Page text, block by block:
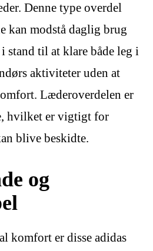
Denne type overdel
kan modstå daglig brug
til at klare både leg i
aktiviteter uden at
Læderoverdelen er
hvilket er vigtigt for
blive beskidte.
og
komfort er disse adidas